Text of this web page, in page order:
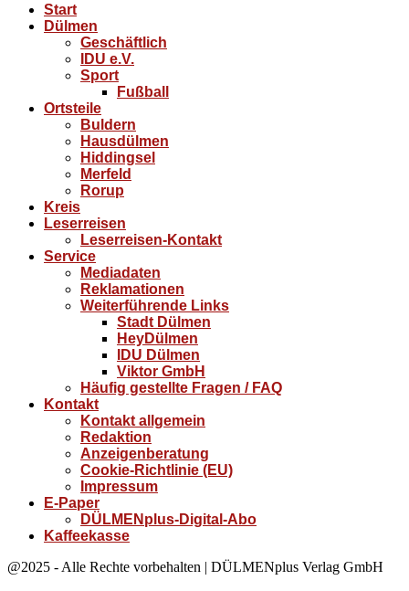
Start
Dülmen
Geschäftlich
IDU e.V.
Sport
Fußball
Ortsteile
Buldern
Hausdülmen
Hiddingsel
Merfeld
Rorup
Kreis
Leserreisen
Leserreisen-Kontakt
Service
Mediadaten
Reklamationen
Weiterführende Links
Stadt Dülmen
HeyDülmen
IDU Dülmen
Viktor GmbH
Häufig gestellte Fragen / FAQ
Kontakt
Kontakt allgemein
Redaktion
Anzeigenberatung
Cookie-Richtlinie (EU)
Impressum
E-Paper
DÜLMENplus-Digital-Abo
Kaffeekasse
@2025 - Alle Rechte vorbehalten | DÜLMENplus Verlag GmbH